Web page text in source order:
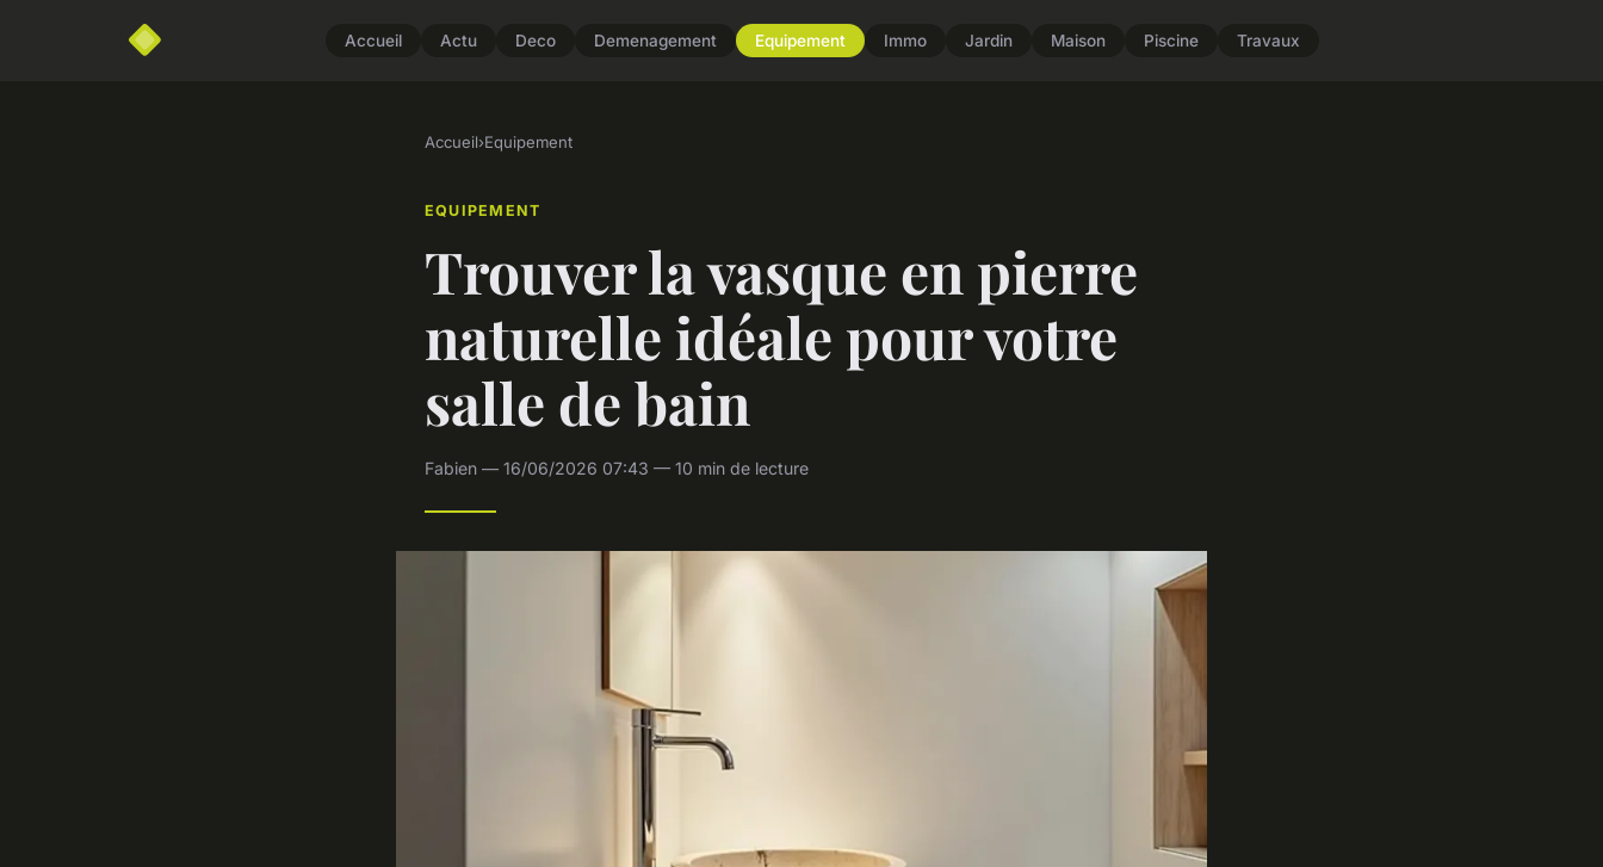
Accueil Actu Deco Demenagement Equipement Immo Jardin Maison Piscine Travaux
Accueil›Equipement
EQUIPEMENT
Trouver la vasque en pierre
naturelle idéale pour votre
salle de bain
Fabien — 16/06/2026 07:43 — 10 min de lecture